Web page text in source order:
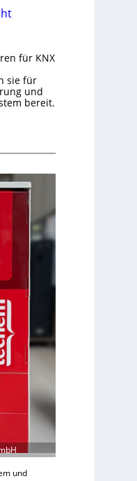
für KNX
sie für
und
bereit.
und